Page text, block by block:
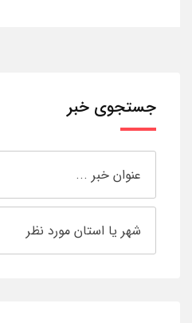
جستجوی خبر